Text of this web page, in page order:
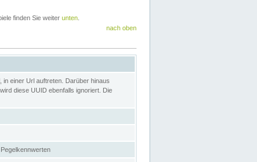
finden Sie weiter unten
nach oben
einer Url auftreten. Darüber hinaus
diese UUID ebenfalls ignoriert. Die